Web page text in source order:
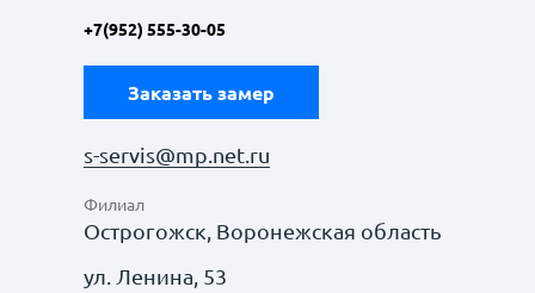
+7(952) 555-30-05
Заказать замер
s-servis@mp.net.ru
Филиал
Острогожск, Воронежская область
ул. Ленина, 53